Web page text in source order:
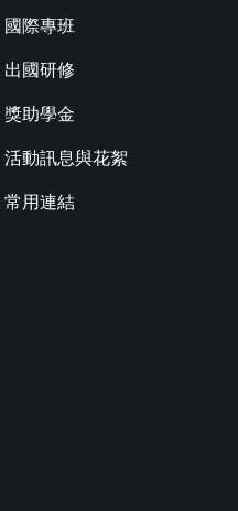
國際專班
出國研修
獎助學金
活動訊息與花絮
常用連結